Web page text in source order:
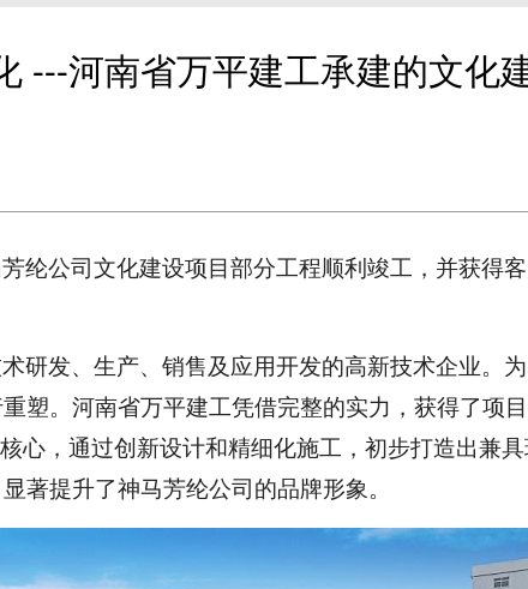
---河南省万平建工承建的文化
纶公司文化建设项目 部分工程顺利竣工，并获得
研发、生产、销售及应用开发的高新技术企业。
塑。 河南省万平建工凭借完整的实力，获得了项
心，通过创新设计和精细化施工， 初步打造出兼
显著提升了神马芳纶公司 的品牌形象。